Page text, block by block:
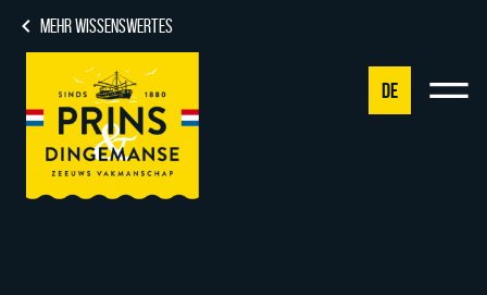
MEHR WISSENSWERTES
DE